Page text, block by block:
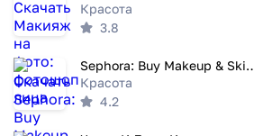
Красота
3.8
Sephora: Buy
Красота
4.2